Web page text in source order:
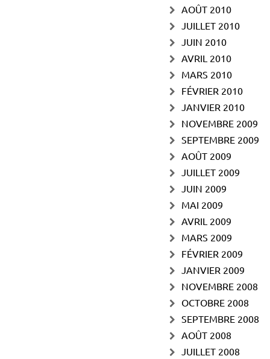
AOÛT 2010
JUILLET 2010
JUIN 2010
AVRIL 2010
MARS 2010
FÉVRIER 2010
JANVIER 2010
NOVEMBRE 2009
SEPTEMBRE 2009
AOÛT 2009
JUILLET 2009
JUIN 2009
MAI 2009
AVRIL 2009
MARS 2009
FÉVRIER 2009
JANVIER 2009
NOVEMBRE 2008
OCTOBRE 2008
SEPTEMBRE 2008
AOÛT 2008
JUILLET 2008